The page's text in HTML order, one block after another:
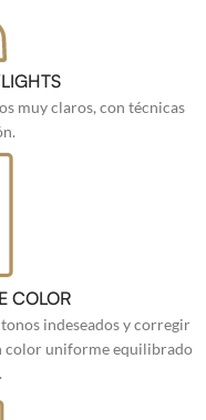
muy claros, con técnicas
COLOR
indeseados y corregir
color uniforme equilibrado